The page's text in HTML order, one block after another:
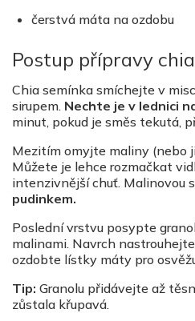
čerstvá máta na ozdobu
Postup přípravy
Chia semínka smíchejte v
sirupem. Nechte je v lednici
minut, pokud je směs tekutá,
Mezitím omyjte maliny (nebo
Můžete je lehce rozmačkat
intenzivnější chuť. Malinovou
pudinkem.
Poslední vrstvu posypte
malinami. Navrch
ozdobte lístky máty pro
Tip: Granolu přidávejte až
zůstala křupavá.